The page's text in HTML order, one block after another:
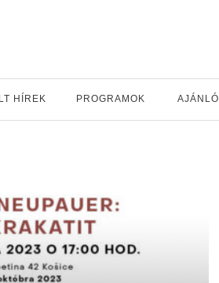
HÍREK PROGRAMOK AJÁNLÓ